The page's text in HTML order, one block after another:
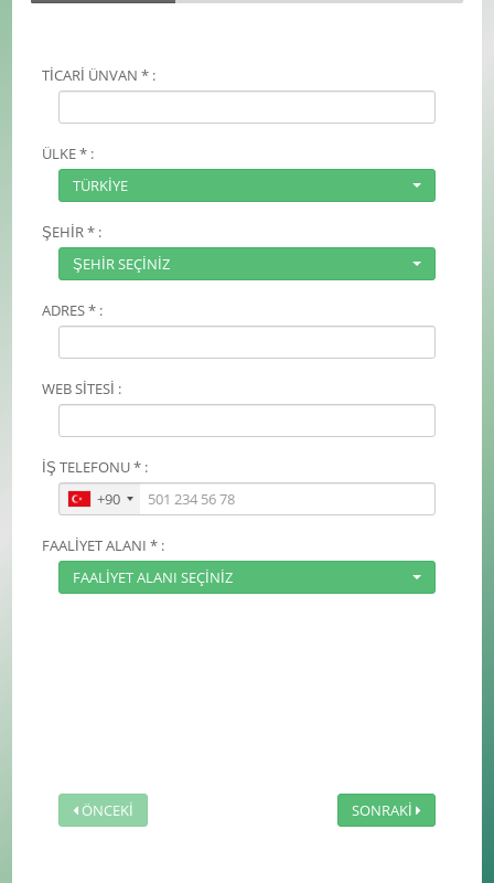
TİCARİ ÜNVAN * :
ÜLKE * :
TÜRKİYE
ŞEHİR * :
ŞEHİR SEÇİNİZ
ADRES * :
WEB SİTESİ :
İŞ TELEFONU * :
+90
FAALİYET ALANI * :
FAALİYET ALANI SEÇİNİZ
ÖNCEKİ SONRAKİ